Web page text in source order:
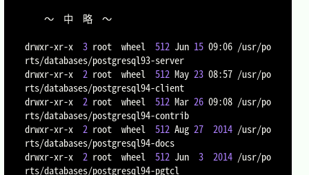
	～　中　略　～
drwxr-xr-x 3 root  wheel 512 Jun 15 09:06 /usr/po
rts/databases/postgresql93-server
drwxr-xr-x 2 root  wheel 512 May 23 08:57 /usr/po
rts/databases/postgresql94-client
drwxr-xr-x 2 root  wheel 512 Mar 26 09:08 /usr/po
rts/databases/postgresql94-contrib
drwxr-xr-x 2 root  wheel 512 Aug 27 2014 /usr/po
rts/databases/postgresql94-docs
drwxr-xr-x 2 root  wheel 512 Jun 3 2014 /usr/po
rts/databases/postgresql94-pgtcl